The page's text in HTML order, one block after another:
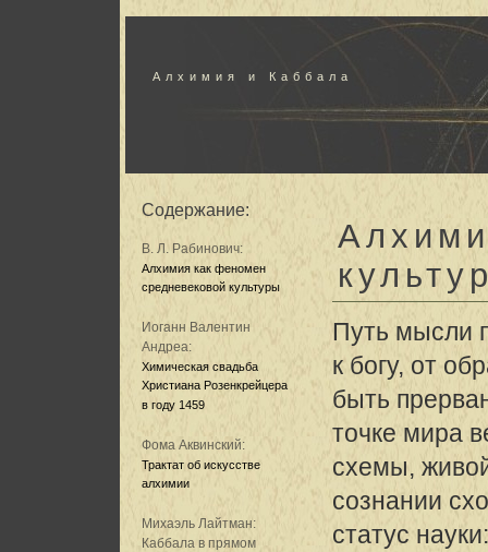
Алхимия и Каббала
Содержание:
В. Л. Рабинович:
Алхимия как феномен
средневековой культуры
Иоганн Валентин
Андреа:
Химическая свадьба
Христиана Розенкрейцера
в году 1459
Фома Аквинский:
Трактат об искусстве
алхимии
Михаэль Лайтман:
Каббала в прямом
Путь мысли
к богу, от
быть
точке мира
схемы,
сознании
статус